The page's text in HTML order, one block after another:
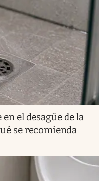
el desagüe de la
se recomienda